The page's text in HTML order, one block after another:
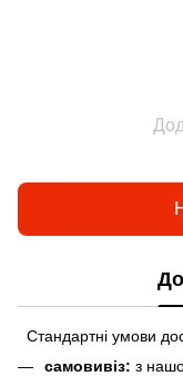
Стандартні умови
самовивіз: з